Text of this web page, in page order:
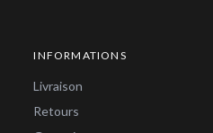
INFORMATIONS
Livraison
Retours